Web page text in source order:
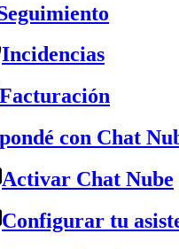
Incidencias
Facturación
con Chat
Activar Chat Nube
Configurar tu